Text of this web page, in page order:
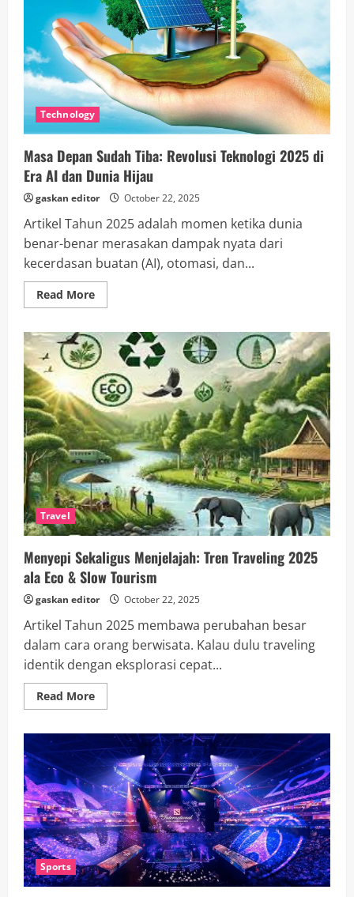
Technology
Masa Depan Sudah Tiba: Revolusi Teknologi 2025 di
Era AI dan Dunia Hijau
gaskan editor October 22, 2025
Artikel Tahun 2025 adalah momen ketika dunia
benar-benar merasakan dampak nyata dari
kecerdasan buatan (AI), otomasi, dan...
Read MoreRead
more
Depan
Sudah
Tiba:
Revolusi
Teknologi
2025
di
Era
AI
dan
Dunia
Hijau
Travel
Menyepi Sekaligus Menjelajah: Tren Traveling 2025
ala Eco & Slow Tourism
gaskan editor October 22, 2025
Artikel Tahun 2025 membawa perubahan besar
dalam cara orang berwisata. Kalau dulu traveling
identik dengan eksplorasi cepat...
Read MoreRead
more
Sekaligus
Menjelajah:
Tren
Traveling
2025
ala
Eco
&
Slow
Tourism
Sports